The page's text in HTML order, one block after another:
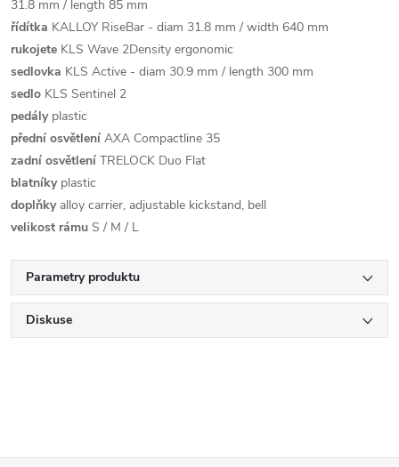
31.8 mm / length 85 mm
řídítka KALLOY RiseBar - diam 31.8 mm / width 640 mm
rukojete KLS Wave 2Density ergonomic
sedlovka KLS Active - diam 30.9 mm / length 300 mm
sedlo KLS Sentinel 2
pedályplastic
přední osvětlení AXA Compactline 35
zadní osvětlení TRELOCK Duo Flat
blatníkyplastic
doplňkyalloy carrier, adjustable kickstand, bell
velikost rámu S / M / L
Parametry produktu
Diskuse